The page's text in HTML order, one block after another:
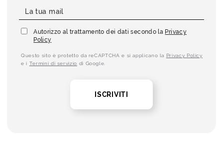
Autorizzo al trattamento dei dati secondo la Privacy
Policy
Questo sito è protetto da reCAPTCHA e si applicano la Privacy Policy
e i Termini di servizio di Google.
ISCRIVITI